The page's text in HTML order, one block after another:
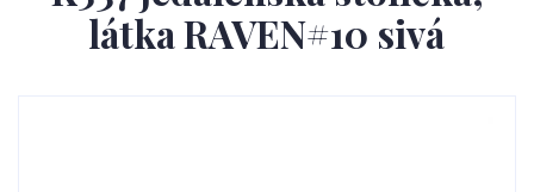
látka RAVEN#10 sivá